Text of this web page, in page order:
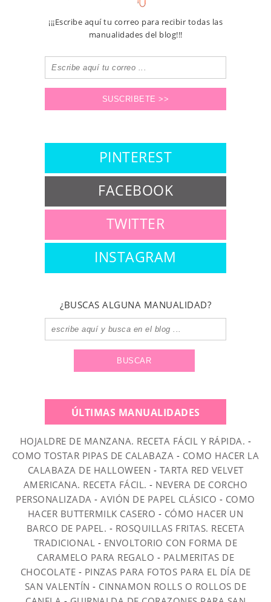
¡¡¡Escribe aquí tu correo para recibir todas las
manualidades del blog!!!
PINTEREST
FACEBOOK
TWITTER
INSTAGRAM
¿BUSCAS ALGUNA MANUALIDAD?
ÚLTIMAS MANUALIDADES
HOJALDRE DE MANZANA. RECETA FÁCIL Y RÁPIDA. -
COMO TOSTAR PIPAS DE CALABAZA - COMO HACER LA
CALABAZA DE HALLOWEEN - TARTA RED VELVET
AMERICANA. RECETA FÁCIL. - NEVERA DE CORCHO
PERSONALIZADA -AVIÓN DE PAPEL CLÁSICO - COMO
HACER BUTTERMILK CASERO - CÓMO HACER UN
BARCO DE PAPEL. - ROSQUILLAS FRITAS. RECETA
TRADICIONAL - ENVOLTORIO CON FORMA DE
CARAMELO PARA REGALO - PALMERITAS DE
CHOCOLATE - PINZAS PARA FOTOS PARA EL DÍA DE
SAN VALENTÍN - CINNAMON ROLLS O ROLLOS DE